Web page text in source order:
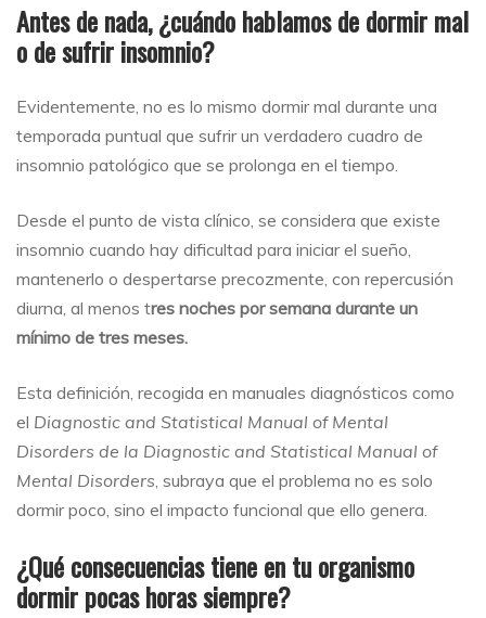
Antes de nada, ¿cuándo hablamos de dormir mal
o de sufrir insomnio?
Evidentemente, no es lo mismo dormir mal durante una
temporada puntual que sufrir un verdadero cuadro de
insomnio patológico que se prolonga en el tiempo.
Desde el punto de vista clínico, se considera que existe
insomnio cuando hay dificultad para iniciar el sueño,
mantenerlo o despertarse precozmente, con repercusión
diurna, al menos tres noches por semana durante un
mínimo de tres meses.
Esta definición, recogida en manuales diagnósticos como
el Diagnostic and Statistical Manual of Mental
Disorders de la Diagnostic and Statistical Manual of
Mental Disorders, subraya que el problema no es solo
dormir poco, sino el impacto funcional que ello genera.
¿Qué consecuencias tiene en tu organismo
dormir pocas horas siempre?